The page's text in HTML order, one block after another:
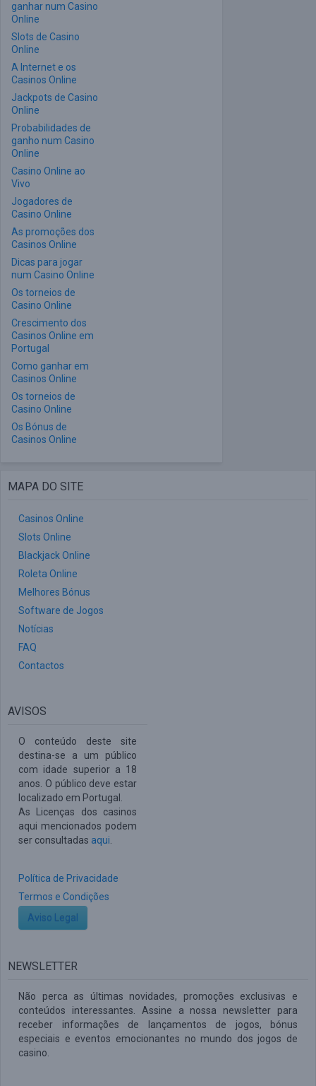
ganhar num Casino
Online
Slots de Casino
Online
A Internet e os
Casinos Online
Jackpots de Casino
Online
Probabilidades de
ganho num Casino
Online
Casino Online ao
Vivo
Jogadores de
Casino Online
As promoções dos
Casinos Online
Dicas para jogar
num Casino Online
Os torneios de
Casino Online
Crescimento dos
Casinos Online em
Portugal
Como ganhar em
Casinos Online
Os torneios de
Casino Online
Os Bónus de
Casinos Online
MAPA DO SITE
Casinos Online
Slots Online
Blackjack Online
Roleta Online
Melhores Bónus
Software de Jogos
Notícias
FAQ
Contactos
AVISOS
O conteúdo deste site
destina-se a um público
com idade superior a 18
anos. O público deve estar
localizado em Portugal.
As Licenças dos casinos
aqui mencionados podem
ser consultadas aqui
Política de Privacidade
Termos e Condições
Aviso Legal
NEWSLETTER
Não perca as últimas novidades, promoções exclusivas e
conteúdos interessantes. Assine a nossa newsletter para
receber informações de lançamentos de jogos, bónus
especiais e eventos emocionantes no mundo dos jogos de
casino.